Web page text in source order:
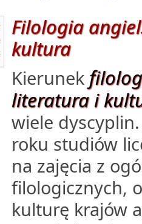
Filologia
kultura
Kierunek
literatura i
wiele
roku studiów
na zajęcia z
filologicznych,
kulturę krajów